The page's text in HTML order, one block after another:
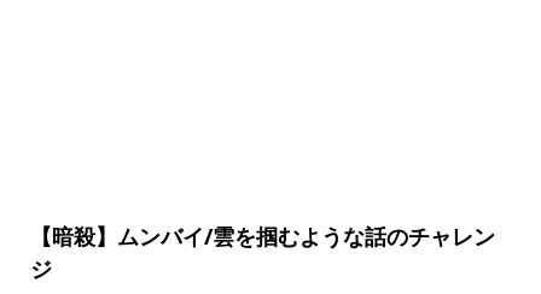
【暗殺】ムンバイ/雲を掴むような話のチャレン
ジ